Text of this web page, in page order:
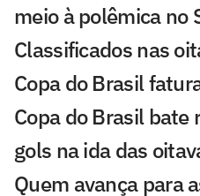
meio à polêmica no
Classificados nas
Copa do Brasil
Copa do Brasil bate
gols na ida das
Quem avança para